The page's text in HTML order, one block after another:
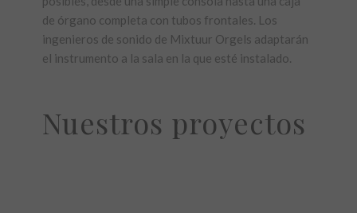
de órgano completa con tubos frontales. Los
ingenieros de sonido de Mixtuur Orgels adaptarán
el instrumento a la sala en la que esté instalado.
Nuestros proyectos